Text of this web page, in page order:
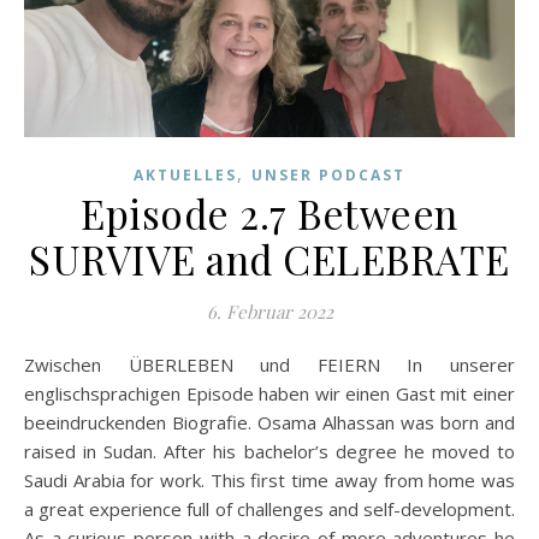
AKTUELLES, UNSER PODCAST
Episode 2.7 Between
SURVIVE and CELEBRATE
6. Februar 2022
Zwischen ÜBERLEBEN und FEIERN In unserer
englischsprachigen Episode haben wir einen Gast mit einer
beeindruckenden Biografie. Osama Alhassan was born and
raised in Sudan. After his bachelor’s degree he moved to
Saudi Arabia for work. This first time away from home was
a great experience full of challenges and self-development.